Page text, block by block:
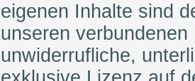
eigenen Inhalte sind
unseren
unwiderrufliche,